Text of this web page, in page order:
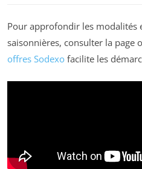
Pour approfondir les modalités
saisonnières, consulter la page
offres Sodexo facilite les